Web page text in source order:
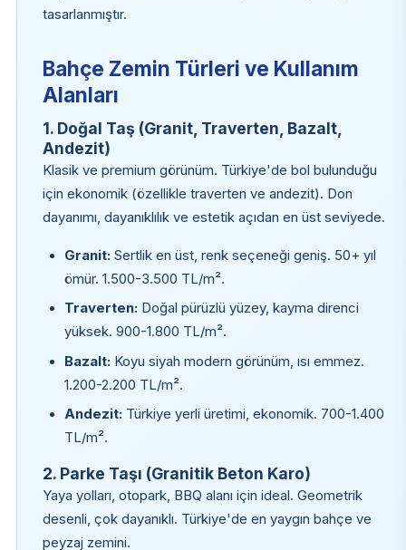
tasarlanmıştır.
Bahçe Zemin Türleri ve Kullanım
Alanları
1. Doğal Taş (Granit, Traverten, Bazalt,
Andezit)
Klasik ve premium görünüm. Türkiye'de bol bulunduğu
için ekonomik (özellikle traverten ve andezit). Don
dayanımı, dayanıklılık ve estetik açıdan en üst seviyede.
Granit: Sertlik en üst, renk seçeneği geniş. 50+ yıl
ömür. 1.500-3.500 TL/m².
Traverten: Doğal pürüzlü yüzey, kayma direnci
yüksek. 900-1.800 TL/m².
Bazalt: Koyu siyah modern görünüm, ısı emmez.
1.200-2.200 TL/m².
Andezit: Türkiye yerli üretimi, ekonomik. 700-1.400
TL/m².
2. Parke Taşı (Granitik Beton Karo)
Yaya yolları, otopark, BBQ alanı için ideal. Geometrik
desenli, çok dayanıklı. Türkiye'de en yaygın bahçe ve
peyzaj zemini.